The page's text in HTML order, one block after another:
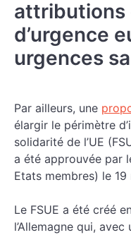
attributions
d’urgence
urgences
Par ailleurs, une
élargir le périmètre
solidarité de l’UE
a été approuvée par
Etats membres) le 19
Le FSUE a été créé
l’Allemagne qui,